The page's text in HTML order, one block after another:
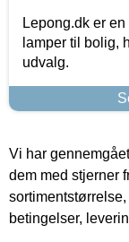
Lepong.dk er
lamper til bolig,
udvalg.
Vi har
dem med stjerner
betingelser,